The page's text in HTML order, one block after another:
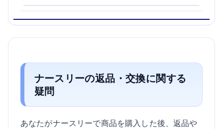
ナースリーの返品・交換に関する
疑問
あなたがナースリーで商品を購入した後、返品や